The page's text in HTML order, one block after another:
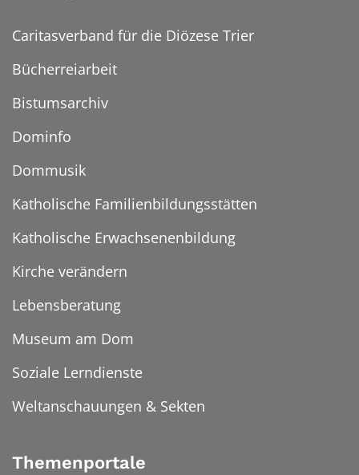
Caritasverband für die Diözese Trier
Bücherreiarbeit
Bistumsarchiv
Dominfo
Dommusik
Katholische Familienbildungsstätten
Katholische Erwachsenenbildung
Kirche verändern
Lebensberatung
Museum am Dom
Soziale Lerndienste
Weltanschauungen & Sekten
Themenportale